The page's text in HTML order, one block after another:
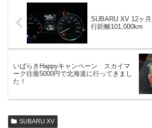
SUBARU XV 12ヶ
行距離101,000km
いばらきHappyキャンペーン スカイマ
ーク往復5000円で北海道に行ってきまし
た！
SUBARU XV